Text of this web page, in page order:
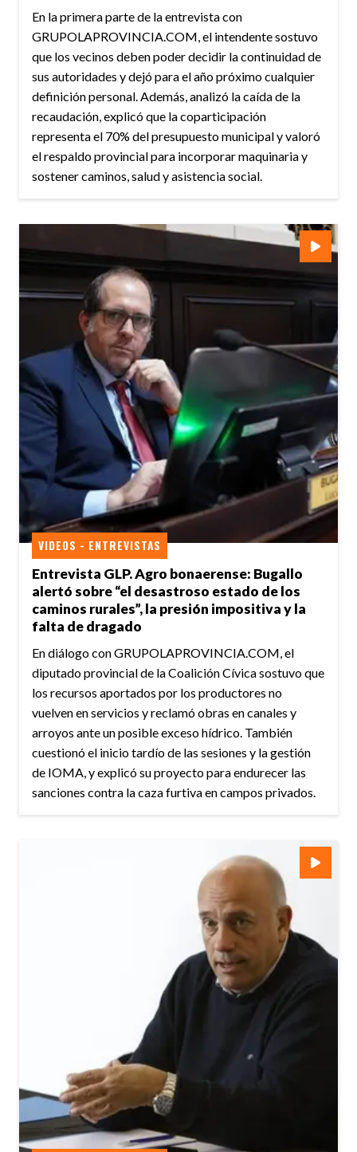
En la primera parte de la entrevista con
GRUPOLAPROVINCIA.COM, el intendente sostuvo
que los vecinos deben poder decidir la continuidad de
sus autoridades y dejó para el año próximo cualquier
definición personal. Además, analizó la caída de la
recaudación, explicó que la coparticipación
representa el 70% del presupuesto municipal y valoró
el respaldo provincial para incorporar maquinaria y
sostener caminos, salud y asistencia social.
Entrevista GLP. Agro bonaerense: Bugallo
alertó sobre “el desastroso estado de los
caminos rurales”, la presión impositiva y la
falta de dragado
VIDEOS - ENTREVISTAS
En diálogo con GRUPOLAPROVINCIA.COM, el
diputado provincial de la Coalición Cívica sostuvo que
los recursos aportados por los productores no
vuelven en servicios y reclamó obras en canales y
arroyos ante un posible exceso hídrico. También
cuestionó el inicio tardío de las sesiones y la gestión
de IOMA, y explicó su proyecto para endurecer las
sanciones contra la caza furtiva en campos privados.